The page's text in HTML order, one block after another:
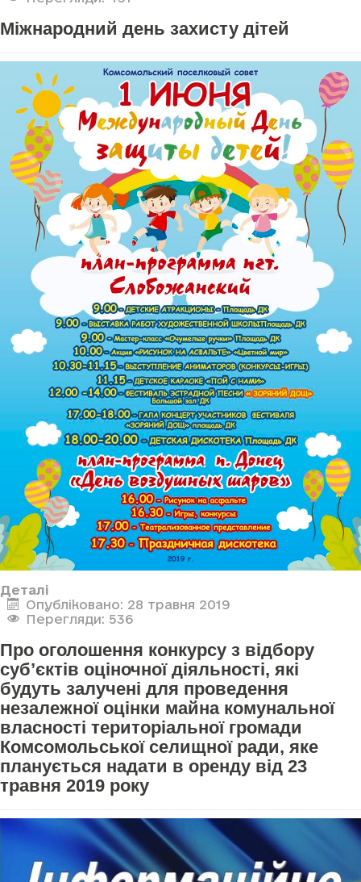
Міжнародний день захисту дітей
Деталі
Опубліковано: 28 травня 2019
Перегляди: 536
Про оголошення конкурсу з відбору
суб’єктів оціночної діяльності, які
будуть залучені для проведення
незалежної оцінки майна комунальної
власності територіальної громади
Комсомольської селищної ради, яке
планується надати в оренду від 23
травня 2019 року